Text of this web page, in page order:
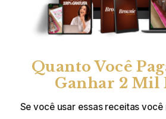
Quanto Você
Ganhar 2 Mil
Se você usar essas receitas